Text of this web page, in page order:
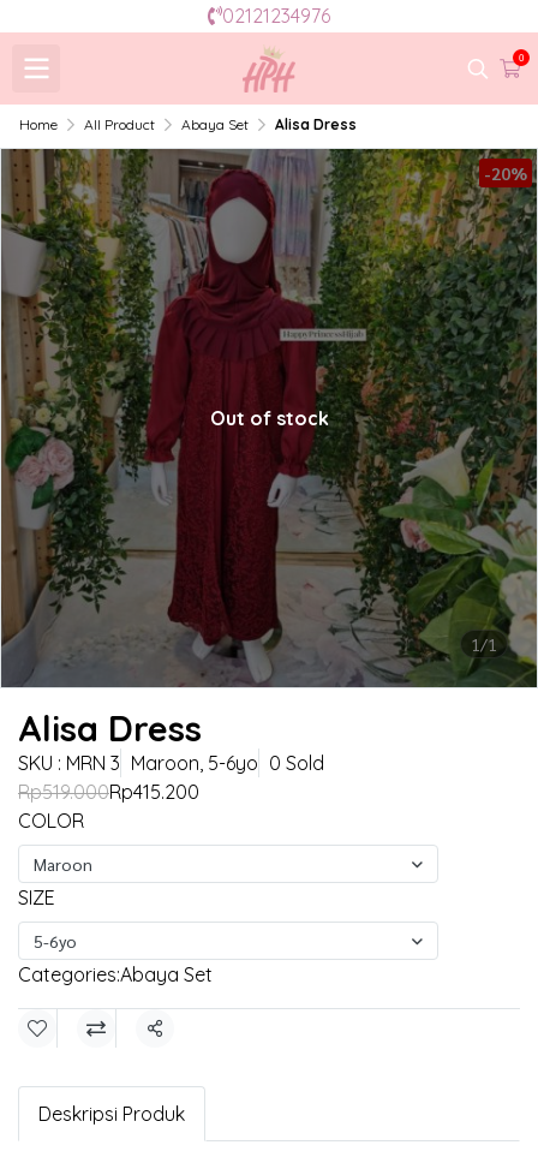
02121234976
0
Home All Product Abaya Set Alisa Dress
1/1
-20%
Out of stock
Alisa Dress
SKU : MRN 3 Maroon, 5-6yo 0 Sold
Rp519.000Rp415.200
COLOR
Maroon
SIZE
5-6yo
Categories:Abaya Set
Share
Deskripsi Produk